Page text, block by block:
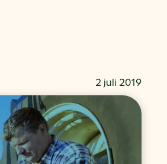
energie bespaarcheck
voor ondernemers
van klimaatschade
besparen
2 juli 2019